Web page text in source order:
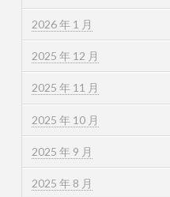
2026 年 1 月
2025 年 12 月
2025 年 11 月
2025 年 10 月
2025 年 9 月
2025 年 8 月